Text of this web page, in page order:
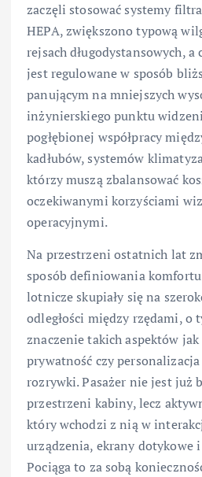
zaczęli stosować systemy
HEPA, zwiększono typową
rejsach długodystansowych,
jest regulowane w sposób
panującym na mniejszych
inżynierskiego punktu
pogłębionej współpracy
kadłubów, systemów
którzy muszą zbalansować
oczekiwanymi korzyściami
operacyjnymi.
Na przestrzeni ostatnich lat
sposób definiowania
lotnicze skupiały się na
odległości między rzędami, o
znaczenie takich aspektów
prywatność czy
rozrywki. Pasażer nie jest już
przestrzeni kabiny, lecz
który wchodzi z nią w
urządzenia, ekrany dotykowe i
Pociąga to za sobą